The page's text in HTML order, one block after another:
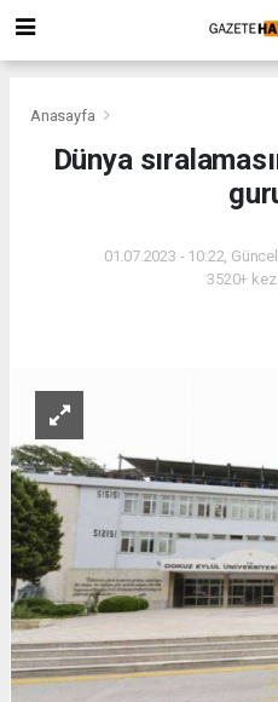
Anasayfa
Dünya
01.07.2023 - 10:22,
3520+